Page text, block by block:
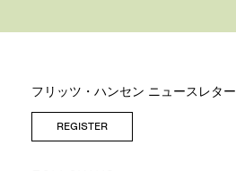
フリッツ・ハンセン ニュースレター
REGISTER